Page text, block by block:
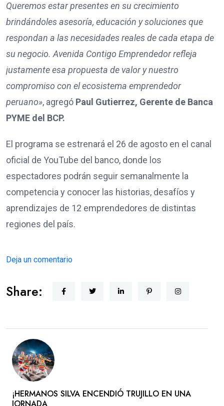
Queremos estar presentes en su crecimiento
brindándoles asesoría, educación y soluciones que
respondan a las necesidades reales de cada etapa de
su negocio. Avenida Contigo Emprendedor refleja
justamente esa propuesta de valor y nuestro
compromiso con el ecosistema emprendedor
peruano», agregó Paul Gutierrez, Gerente de Banca
PYME del BCP.
El programa se estrenará el 26 de agosto en el canal
oficial de YouTube del banco, donde los
espectadores podrán seguir semanalmente la
competencia y conocer las historias, desafíos y
aprendizajes de 12 emprendedores de distintas
regiones del país.
Deja un comentario
Share:
​¡HERMANOS SILVA ENCENDIÓ TRUJILLO EN UNA